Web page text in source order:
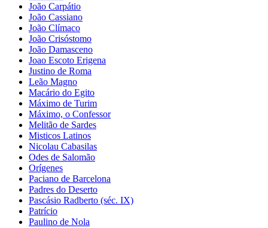
João Carpátio
João Cassiano
João Clímaco
João Crisóstomo
João Damasceno
Joao Escoto Erigena
Justino de Roma
Leão Magno
Macário do Egito
Máximo de Turim
Máximo, o Confessor
Melitão de Sardes
Misticos Latinos
Nicolau Cabasilas
Odes de Salomão
Orígenes
Paciano de Barcelona
Padres do Deserto
Pascásio Radberto (séc. IX)
Patrício
Paulino de Nola